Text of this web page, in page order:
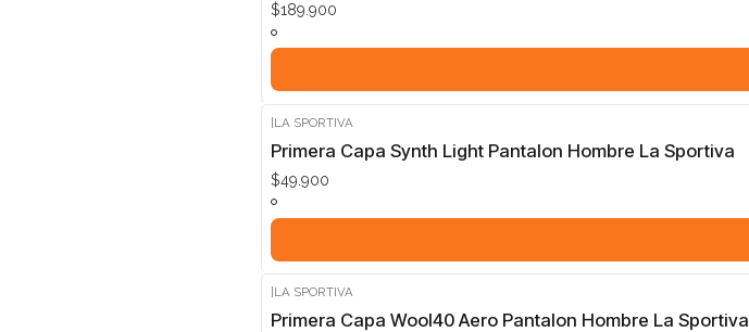
$189.900
|LA SPORTIVA
Primera Capa Synth Light Pantalon Hombre La Sportiva
$49.900
|LA SPORTIVA
Primera Capa Wool40 Aero Pantalon Hombre La Sportiva